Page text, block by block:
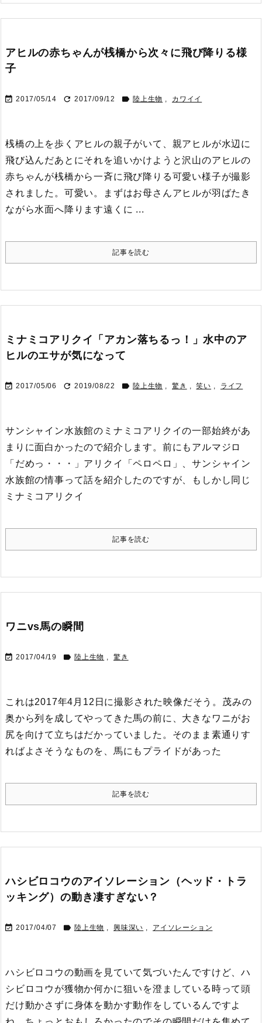
アヒルの赤ちゃんが桟橋から次々に飛び降りる様
子
 2017/05/14  2017/09/12  陸上生物 , カワイイ
桟橋の上を歩くアヒルの親子がいて、親アヒルが水辺に
飛び込んだあとにそれを追いかけようと沢山のアヒルの
赤ちゃんが桟橋から一斉に飛び降りる可愛い様子が撮影
されました。可愛い。
まずはお母さんアヒルが羽ばたき
ながら水面へ降ります遠くに ...
記事を読む
ミナミコアリクイ「アカン落ちるっ！」水中のア
ヒルのエサが気になって
 2017/05/06  2019/08/22  陸上生物 , 驚き , 笑い , ライフ
サンシャイン水族館のミナミコアリクイの一部始終があ
まりに面白かったので紹介します。 前にもアルマジロ
「だめっ・・・」アリクイ「ペロペロ」、サンシャイン
水族館の情事って話を紹介したのですが、もしかし同じ
ミナミコアリクイ
記事を読む
ワニvs馬の瞬間
 2017/04/19  陸上生物 , 驚き
これは2017年4月12日に撮影された映像だそう。 茂みの
奥から列を成してやってきた馬の前に、大きなワニがお
尻を向けて立ちはだかっていました。 そのまま素通りす
ればよさそうなものを、馬にもプライドがあった
記事を読む
ハシビロコウのアイソレーション（ヘッド・トラ
ッキング）の動き凄すぎない？
 2017/04/07  陸上生物 , 興味深い , アイソレーション
ハシビロコウの動画を見ていて気づいたんですけど、ハ
シビロコウが獲物か何かに狙いを澄ましている時って頭
だけ動かさずに身体を動かす動作をしているんですよ